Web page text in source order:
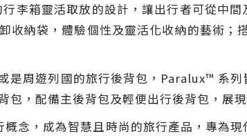
箱靈活取放的設計，讓出行者可從中間
收納袋，體驗個性及靈活化收納的藝術；
是周遊列國的旅行後背包，Paralux™ 系
，配備主後背包及輕便出行後背包，展
念，成為智慧且時尚的旅行產品，專為現